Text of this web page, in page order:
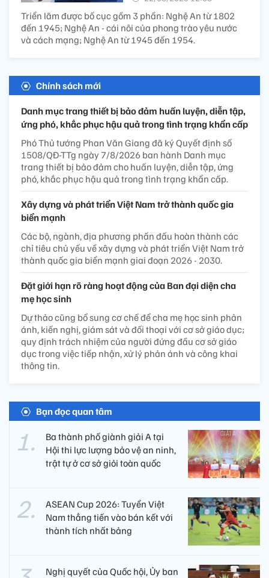
Triển lãm được bố cục gồm 3 phần: Nghệ An từ 1802
đến 1945; Nghệ An - cái nôi của phong trào yêu nước
và cách mạng; Nghệ An từ 1945 đến 1954.
Chính sách mới
Danh mục trang thiết bị bảo đảm huấn luyện, diễn tập,
ứng phó, khắc phục hậu quả trong tình trạng khẩn cấp
Phó Thủ tướng Phan Văn Giang đã ký Quyết định số
1508/QĐ-TTg ngày 7/8/2026 ban hành Danh mục
trang thiết bị bảo đảm cho huấn luyện, diễn tập, ứng
phó, khắc phục hậu quả trong tình trạng khẩn cấp.
Xây dựng và phát triển Việt Nam trở thành quốc gia
biển mạnh
Các bộ, ngành, địa phương phấn đấu hoàn thành các
chỉ tiêu chủ yếu về xây dựng và phát triển Việt Nam trở
thành quốc gia biển mạnh giai đoạn 2026 - 2030.
Đặt giới hạn rõ ràng hoạt động của Ban đại diện cha
mẹ học sinh
Dự thảo cũng bổ sung cơ chế để cha mẹ học sinh phản
ánh, kiến nghị, giám sát và đối thoại với cơ sở giáo dục;
quy định trách nhiệm của người đứng đầu cơ sở giáo
dục trong việc tiếp nhận, xử lý phản ánh và công khai
thông tin.
Bạn đọc quan tâm
Ba thành phố giành giải A tại
Hội thi lực lượng bảo vệ an ninh,
trật tự ở cơ sở giỏi toàn quốc
ASEAN Cup 2026: Tuyển Việt
Nam thẳng tiến vào bán kết với
thành tích nhất bảng
Nghị quyết của Quốc hội, Ủy ban